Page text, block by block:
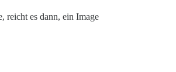
reicht es dann, ein Image